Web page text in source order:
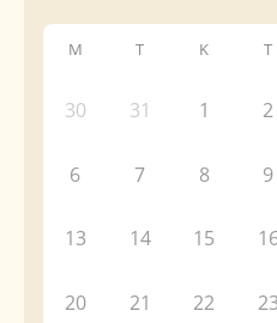
M T K T
30 31 1 2
6 7 8 9
13 14 15
20 21 22 23